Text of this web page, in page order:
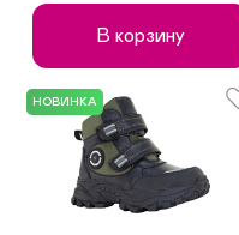
В корзину
НОВИНКА